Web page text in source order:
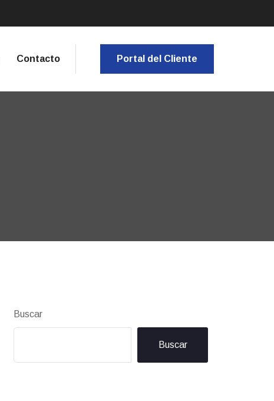
Contacto Portal del Cliente
Buscar
Buscar